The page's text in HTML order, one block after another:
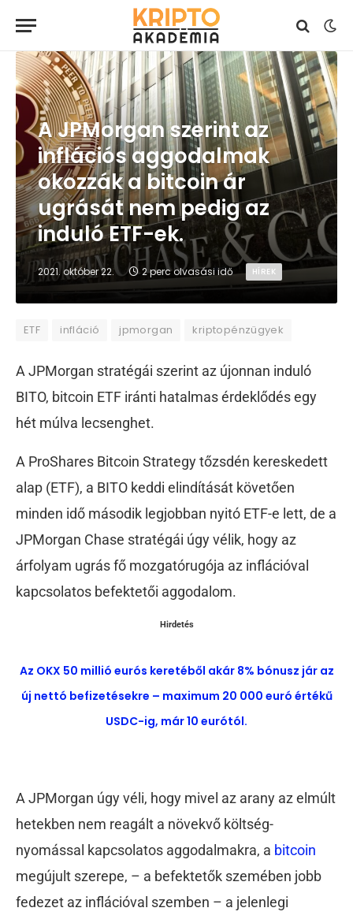
A JPMorgan szerint az
inflációs aggodalmak
okozzák a bitcoin ár
ugrását nem pedig az
induló ETF-ek.
2021. október 22. 2 perc olvasási idő HÍREK
ETF infláció jpmorgan kriptopénzügyek
A JPMorgan stratégái szerint az újonnan induló
BITO, bitcoin ETF iránti hatalmas érdeklődés egy
hét múlva lecsenghet.
A ProShares Bitcoin Strategy tőzsdén kereskedett
alap (ETF), a BITO keddi elindítását követően
minden idő második legjobban nyitó ETF-e lett, de a
JPMorgan Chase stratégái úgy vélik, hogy az
árfolyam ugrás fő mozgatórugója az inflációval
kapcsolatos befektetői aggodalom.
Hirdetés
Az OKX 50 millió eurós keretéből akár 8% bónusz jár az
új nettó befizetésekre – maximum 20 000 euró értékű
USDC-ig, már 10 eurótól.
A JPMorgan úgy véli, hogy mivel az arany az elmúlt
hetekben nem reagált a növekvő költség-
nyomással kapcsolatos aggodalmakra, a bitcoin
megújult szerepe, – a befektetők szemében jobb
fedezet az inflációval szemben – a jelenlegi